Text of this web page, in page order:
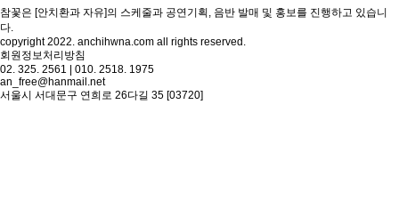
참꽃은 [안치환과 자유]의 스케줄과 공연기획, 음반 발매 및 홍보를 진행하고 있습니
다.
copyright 2022. anchihwna.com all rights reserved.
회원정보처리방침
02. 325. 2561 | 010. 2518. 1975
an_free@hanmail.net
서울시 서대문구 연희로 26다길 35 [03720]